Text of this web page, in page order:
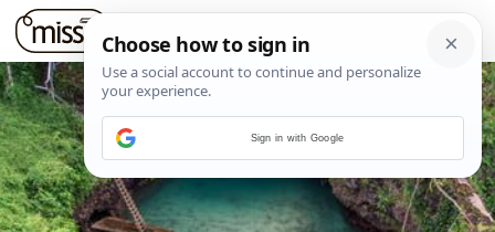
Sign in with Google